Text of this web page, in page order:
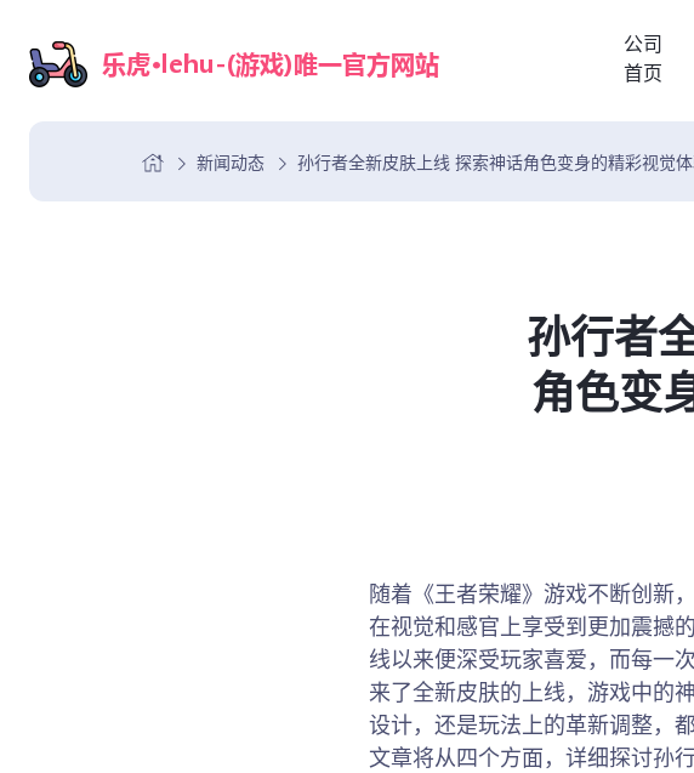
公司
首页
新闻动态 孙行者全新皮肤上线 探索神话角色变身的精彩视觉
孙行者
角色变
随着《王者荣耀》游戏不断创新
在视觉和感官上享受到更加震撼
线以来便深受玩家喜爱，而每一
来了全新皮肤的上线，游戏中的
设计，还是玩法上的革新调整，
文章将从四个方面，详细探讨孙